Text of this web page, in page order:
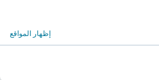
إظهار المواقع